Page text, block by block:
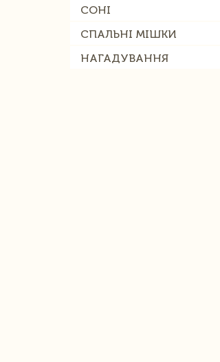
СОНІ
СПАЛЬНІ МІШКИ
НАГАДУВАННЯ